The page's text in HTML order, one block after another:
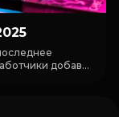
добав...